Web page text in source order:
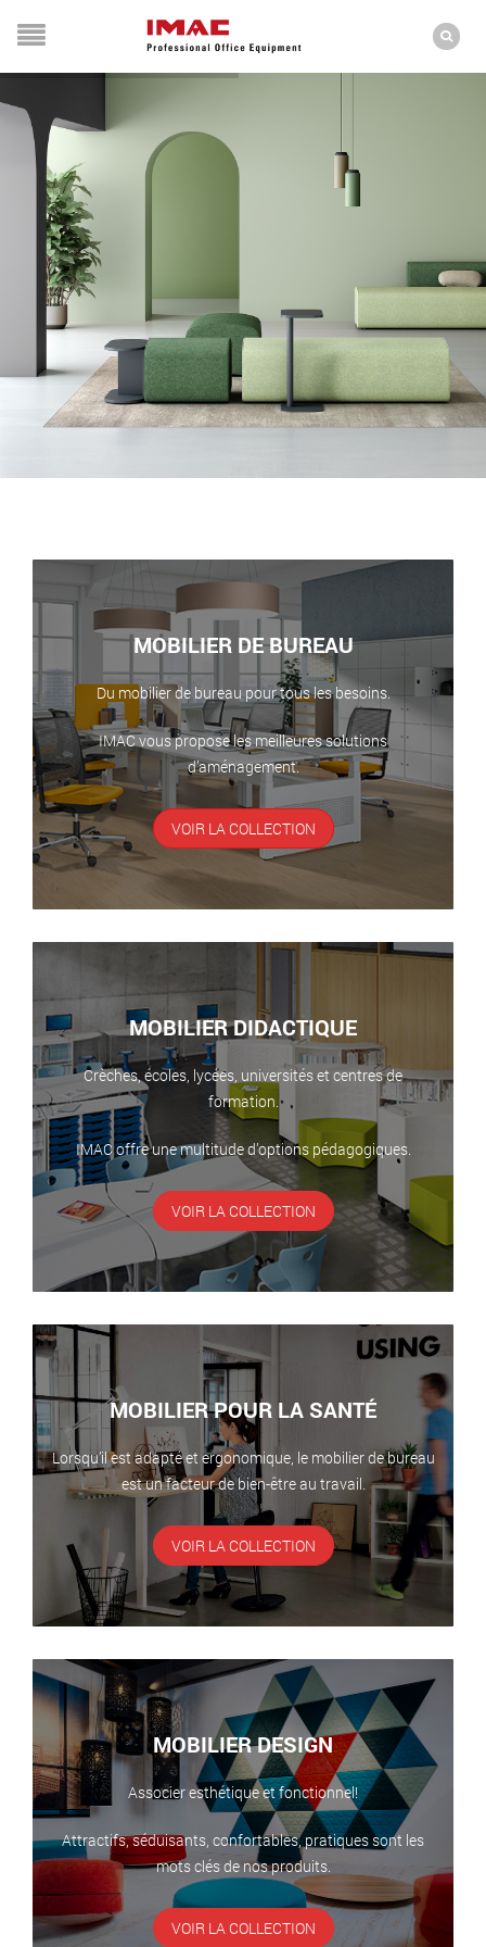
MOBILIER DE BUREAU
Du mobilier de bureau pour tous les besoins.
IMAC vous propose les meilleures solutions
d’aménagement.
VOIR LA COLLECTION
MOBILIER DIDACTIQUE
Crèches, écoles, lycées, universités et centres de
formation.
IMAC offre une multitude d’options pédagogiques.
VOIR LA COLLECTION
MOBILIER POUR LA SANTÉ
Lorsqu’il est adapté et ergonomique, le mobilier de bureau
est un facteur de bien-être au travail.
VOIR LA COLLECTION
MOBILIER DESIGN
Associer esthétique et fonctionnel!
Attractifs, séduisants, confortables, pratiques sont les
mots clés de nos produits.
VOIR LA COLLECTION